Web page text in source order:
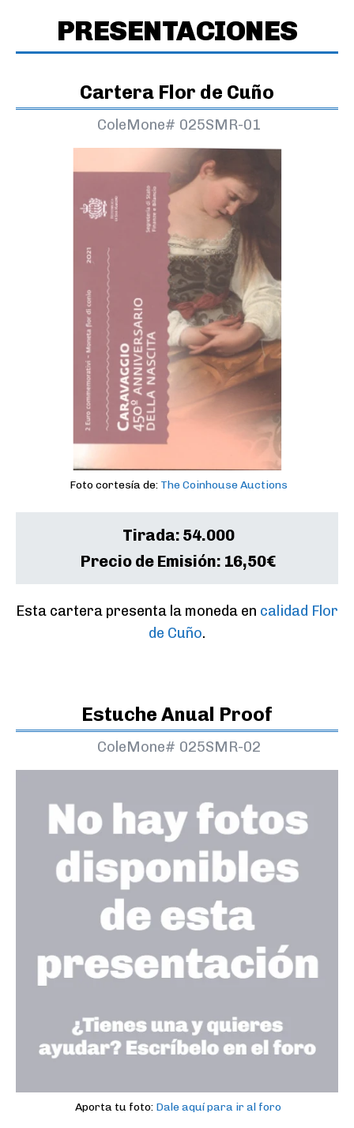
PRESENTACIONES
Cartera Flor de Cuño
ColeMone# 025SMR-01
Foto cortesía de: The Coinhouse Auctions
Tirada: 54.000
Precio de Emisión: 16,50€
Esta cartera presenta la moneda en calidad Flor
de Cuño.
Estuche Anual Proof
ColeMone# 025SMR-02
Aporta tu foto: Dale aquí para ir al foro